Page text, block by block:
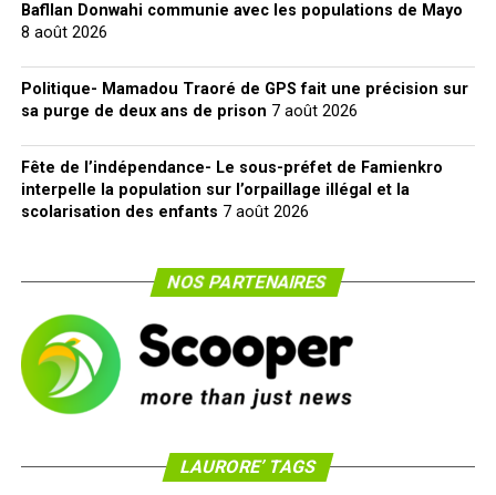
Bafllan Donwahi communie avec les populations de Mayo
8 août 2026
Politique- Mamadou Traoré de GPS fait une précision sur
sa purge de deux ans de prison 7 août 2026
Fête de l’indépendance- Le sous-préfet de Famienkro
interpelle la population sur l’orpaillage illégal et la
scolarisation des enfants 7 août 2026
NOS PARTENAIRES
LAURORE’ TAGS